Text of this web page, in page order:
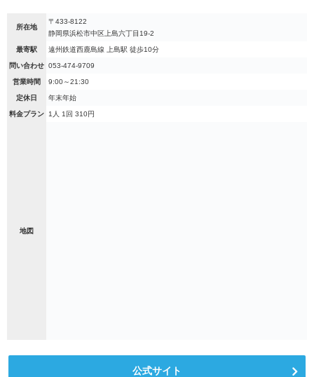
所在地
〒433-8122
静岡県浜松市中区上島六丁目19-2
最寄駅 遠州鉄道西鹿島線 上島駅 徒歩10分
問い合わせ 053-474-9709
営業時間 9:00～21:30
定休日 年末年始
料金プラン 1人 1回 310円
地図
公式サイト